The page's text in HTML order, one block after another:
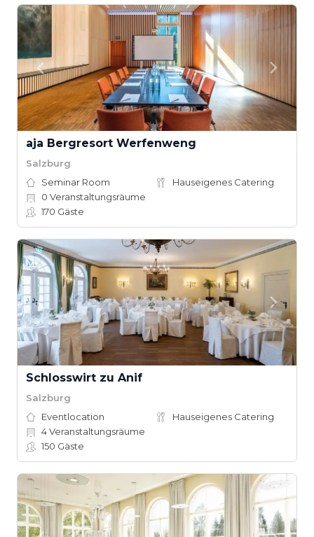
aja Bergresort Werfenweng
Salzburg
Seminar Room
Hauseigenes Catering
0 Veranstaltungsräume
170 Gäste
Schlosswirt zu Anif
Salzburg
Eventlocation
Hauseigenes Catering
4Veranstaltungsräume
150 Gäste